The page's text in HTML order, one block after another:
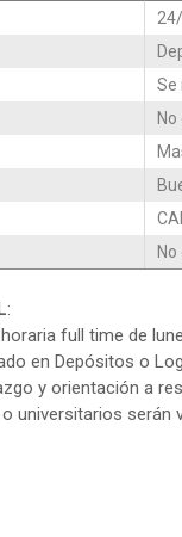
Se
:
full time de
en Depósitos o
y orientación a
universitarios serán